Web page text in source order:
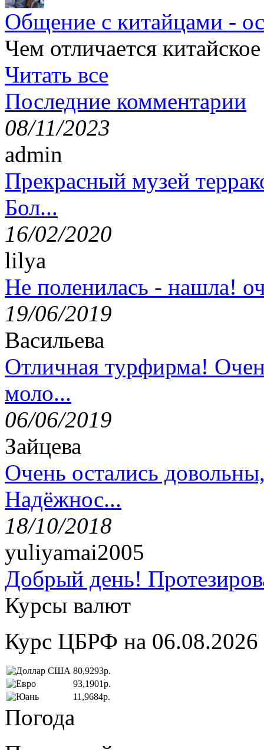
Общение с китайцами -
Чем отличается
Читать все
Последние комментарии
08/11/2023
admin
Прекрасный музей
Бол...
16/02/2020
lilya
Не поленилась - нашла!
19/06/2019
Васильева
Отличная турфирма!
моло...
06/06/2019
Зайцева
Очень остались
Надёжнос...
18/10/2018
yuliyamai2005
Добрый день!
Курсы валют
Курс ЦБРФ на 06.08.2026
80,9293р.
93,1901р.
11,9684р.
Погода